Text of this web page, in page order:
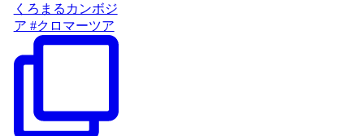
くろまるカンボジ
ア #クロマーツア